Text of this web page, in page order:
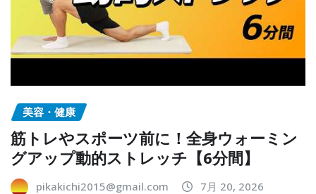
美容・健康
筋トレやスポーツ前に！全身ウォーミン
グアップ動的ストレッチ【6分間】
pikakichi2015@gmail.com 7月 20, 2026